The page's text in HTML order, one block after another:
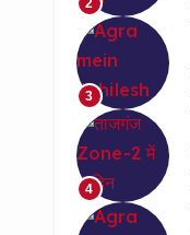
2
3
4